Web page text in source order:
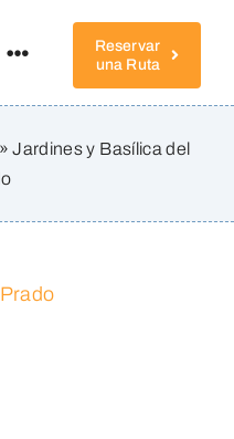
Reservar
una Ruta
»Jardines y Basílica del